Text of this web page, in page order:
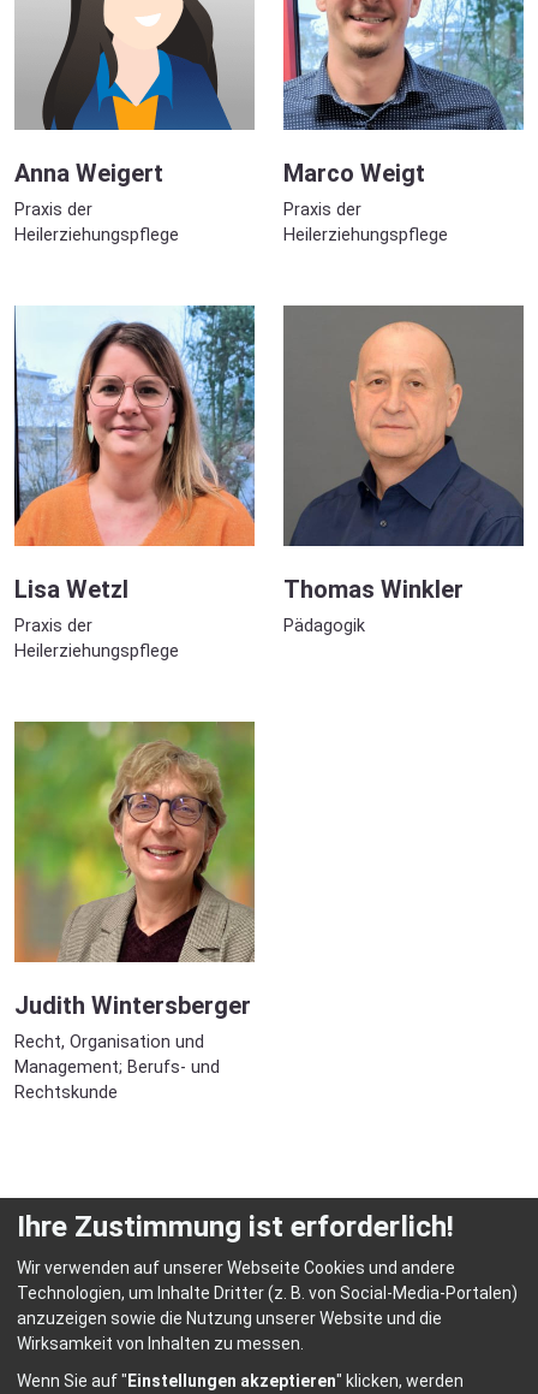
Anna Weigert
Praxis der
Heilerziehungspflege
Marco Weigt
Praxis der
Heilerziehungspflege
Lisa Wetzl
Praxis der
Heilerziehungspflege
Thomas Winkler
Pädagogik
Judith Wintersberger
Recht, Organisation und
Management; Berufs- und
Rechtskunde
© HEP Fachschulen für Heilerziehungspflege Abensberg
Home Kontakt Datenschutz
Impressum
Ihre Zustimmung ist erforderlich!
Wir verwenden auf unserer Webseite Cookies und andere
Technologien, um Inhalte Dritter (z. B. von Social-Media-Portalen)
anzuzeigen sowie die Nutzung unserer Website und die
Wirksamkeit von Inhalten zu messen.
Wenn Sie auf " Einstellungen akzeptieren" klicken, werden